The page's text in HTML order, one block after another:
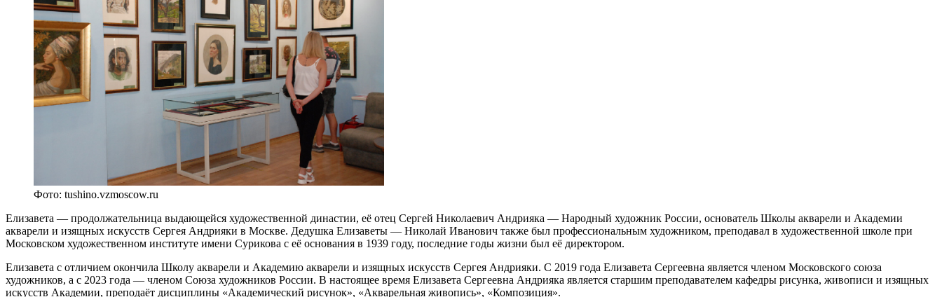
Фото: tushino.vzmoscow.ru
Елизавета — продолжательница выдающейся художественной династии, её отец Сергей Николаевич Андрияка — Народный художник России, основатель Школы акварели и Академии
акварели и изящных искусств Сергея Андрияки в Москве. Дедушка Елизаветы — Николай Иванович также был профессиональным художником, преподавал в художественной школе при
Московском художественном институте имени Сурикова с её основания в 1939 году, последние годы жизни был её директором.
Елизавета с отличием окончила Школу акварели и Академию акварели и изящных искусств Сергея Андрияки. С 2019 года Елизавета Сергеевна является членом Московского союза
художников, а с 2023 года — членом Союза художников России. В настоящее время Елизавета Сергеевна Андрияка является старшим преподавателем кафедры рисунка, живописи и изящных
искусств Академии, преподаёт дисциплины «Академический рисунок», «Акварельная живопись», «Композиция».